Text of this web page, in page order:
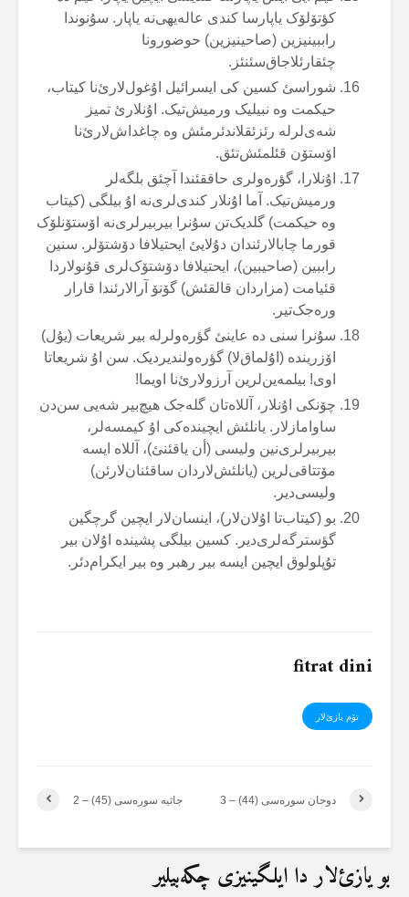
کؤتۆلۆک یاپارسا کندی عالەیهی‌نە یاپار. سۇنوندا
راببینیزین (صاحینیزین) حوضورونا
چئقارئلاجاق‌سئنئز.
شوراسئ کسین کی ایسرائیل اۇغول‌لارئ‌نا کیتاب،
حیکمت وە نبیلیک ورمیش‌تیک. اۇنلارئ تمیز
شەی‌لرلە رئزئقلاندئرمئش وە چاغداش‌لارئ‌نا
اۆستۆن قئلمئش‌تئق.
اۇنلارا، گؤرەولری حاققئندا آچئق بلگەلر
ورمیش‌تیک. آما اۇنلار کندی‌لری‌نە اۇ بیلگی (کیتاب
وە حیکمت) گلدیک‌تن سۇنرا بیربیرلری‌نە اۆستۆنلۆک
قورما چابالارئندان دۇلایئ ایحتیلافا دۆشتۆلر. سنین
راببین (صاحیبین)، ایحتیلافا دۆشتۆک‌لری قۇنولاردا
قئیامت (مزاردان قالقئش) گۆنۆ آرالارئندا قارار
ورەجک‌تیر.
سۇنرا سنی دە عاینئ گؤرەولرلە بیر شریعات (یۇل)
اۆزریندە (اۇلماق‌لا) گؤرەولندیردیک. سن اۇ شریعاتا
اوی! بیلمەین‌لرین آرزولارئ‌نا اویما!
چۆنکی اۇنلار، آللاەتان گلەجک هیچ‌بیر شەیی سن‌دن
ساوامازلار. یانلئش ایچیندەکی اۇ کیمسەلر،
بیربیرلری‌نین ولیسی (أن یاقئنئ)، آللاە ایسە
مۆتتاقی‌لرین (یانلئش‌لاردان ساقئنان‌لارئن)
ولیسی‌دیر.
بو (کیتاب‌تا اۇلان‌لار)، اینسان‌لار ایچین گرچگین
گؤسترگەلری‌دیر. کسین بیلگی پشیندە اۇلان بیر
تۇپلولوق ایچین ایسە بیر رهبر وە بیر ایکرام‌دئر.
fitrat dini
تۆم یازئ‌لار
جاثیە سورەسی (45) – 2 دوحان سورەسی (44) – 3
بو یازئ‌لار دا ایلگینیزی چکەبیلیر